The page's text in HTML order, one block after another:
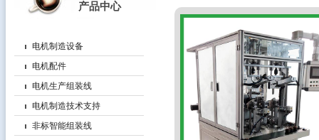
产品中心
电机制造设备
电机配件
电机生产组装线
电机制造技术支持
非标智能组装线